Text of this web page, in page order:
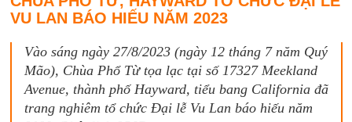
VU LAN BÁO HIẾU NĂM 2023
Vào sáng ngày 27/8/2023 (ngày 12 tháng 7 năm Quý
Mão), Chùa Phổ Từ tọa lạc tại số 17327 Meekland
Avenue, thành phố Hayward, tiểu bang California đã
trang nghiêm tổ chức Đại lễ Vu Lan báo hiếu năm